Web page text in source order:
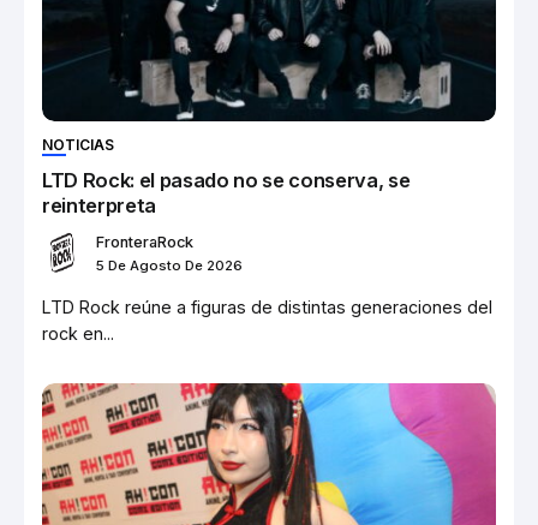
NOTICIAS
LTD Rock: el pasado no se conserva, se
reinterpreta
FronteraRock
5 De Agosto De 2026
LTD Rock reúne a figuras de distintas generaciones del
rock en...